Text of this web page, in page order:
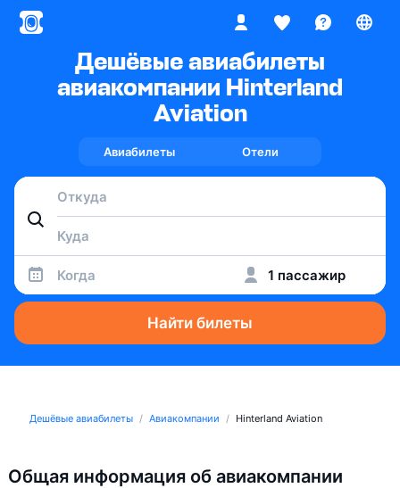
Дешёвые авиабилеты
авиакомпании Hinterland
Aviation
Авиабилеты Отели
Когда 1 пассажир
Найти билеты
Дешёвые авиабилеты Авиакомпании Hinterland Aviation
Общая информация об авиакомпании